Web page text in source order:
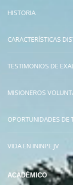
HISTORIA
CARACTERÍSTICAS
TESTIMONIOS DE
MISIONEROS
OPORTUNIDADES DE
VIDA EN ININPE JV
ACADÉMICO